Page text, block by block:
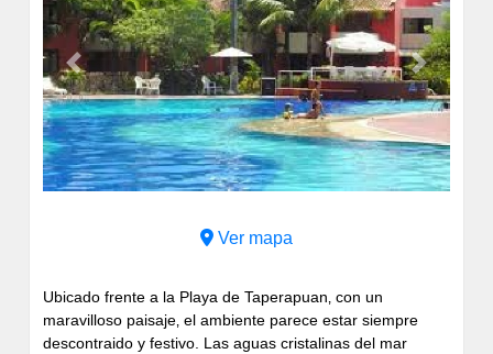
Previous Next
Ver mapa
Ubicado frente a la Playa de Taperapuan‚ con un
maravilloso paisaje‚ el ambiente parece estar siempre
descontraido y festivo. Las aguas cristalinas del mar